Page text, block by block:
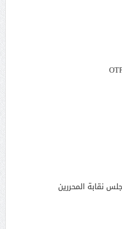
نقابة المحررين